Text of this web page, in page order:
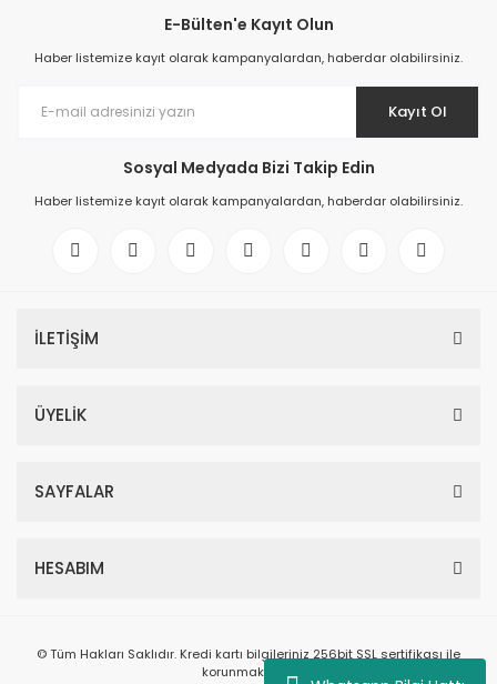
E-Bülten'e Kayıt Olun
Haber listemize kayıt olarak kampanyalardan, haberdar olabilirsiniz.
Kayıt Ol
Sosyal Medyada Bizi Takip Edin
Haber listemize kayıt olarak kampanyalardan, haberdar olabilirsiniz.
İLETİŞİM
ÜYELİK
SAYFALAR
HESABIM
© Tüm Hakları Saklıdır. Kredi kartı bilgileriniz 256bit SSL sertifikası ile
korunmaktadır.